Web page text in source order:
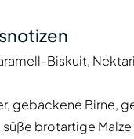
Biskuit,
gebackene Birne,
brotartige Malze